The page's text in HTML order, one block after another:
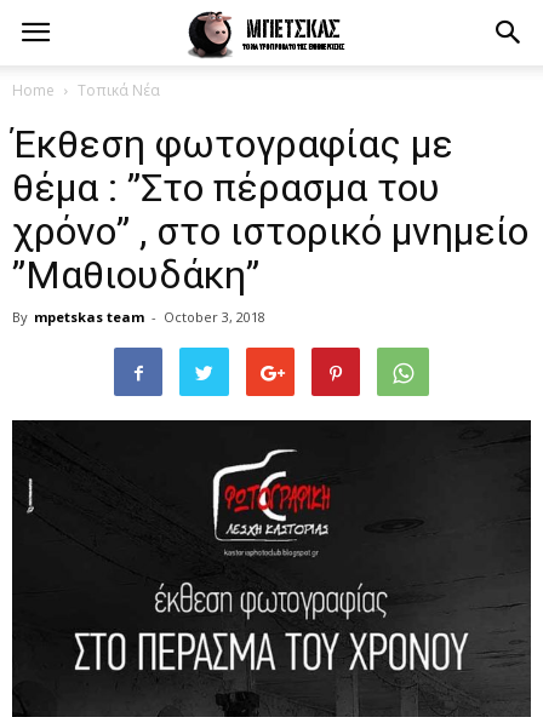
Home Τοπικά Νέα
Έκθεση φωτογραφίας με
θέμα : ”Στο πέρασμα του
χρόνο” , στο ιστορικό μνημείο
”Μαθιουδάκη”
By mpetskas team - October 3, 2018